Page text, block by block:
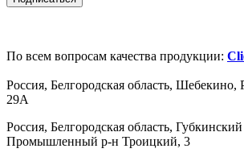
По всем вопросам качества продукции:
Россия, Белгородская область, Шебекино,
29А
Россия, Белгородская область,
Промышленный р-н Троицкий, 3